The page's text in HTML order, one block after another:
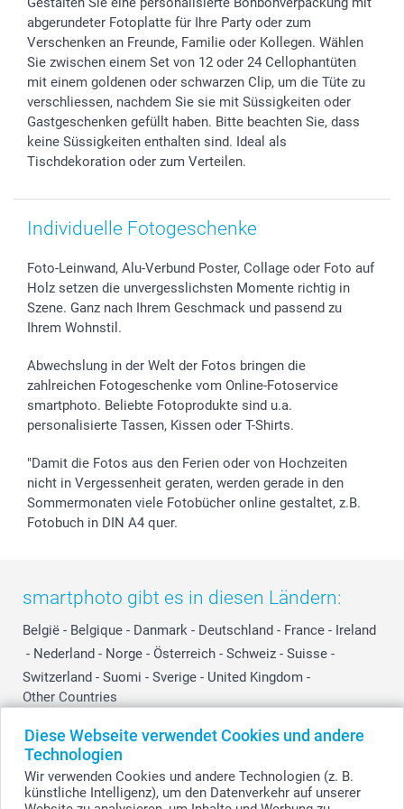
Diese Webseite verwendet Cookies und andere
Technologien
Wir verwenden Cookies und andere Technologien (z. B.
künstliche Intelligenz), um den Datenverkehr auf unserer
Geschenk-Gutscheine (PDF)
Partnerprogramme
Investor Relations
B2B smartbusiness
Widerrufsrecht
Hochzeit
Geburtstag
Geburt
Zu allen Anlässen
72h Lieferung
Zahlungsmöglichkeiten
Sitemap
Status der Bestellung
smartfriends
smartgarantie
smartbonus
abgerundeter Fotoplatte für Ihre Party oder zum
Verschenken an Freunde, Familie oder Kollegen. Wählen
Sie zwischen einem Set von 12 oder 24 Cellophantüten
mit einem goldenen oder schwarzen Clip, um die Tüte zu
verschliessen, nachdem Sie sie mit Süssigkeiten oder
Gastgeschenken gefüllt haben. Bitte beachten Sie, dass
keine Süssigkeiten enthalten sind. Ideal als
Tischdekoration oder zum Verteilen.
Individuelle Fotogeschenke
Foto-Leinwand, Alu-Verbund Poster, Collage oder Foto auf
Holz setzen die unvergesslichsten Momente richtig in
Szene. Ganz nach Ihrem Geschmack und passend zu
Ihrem Wohnstil.
Abwechslung in der Welt der Fotos bringen die
zahlreichen Fotogeschenke vom Online-Fotoservice
smartphoto. Beliebte Fotoprodukte sind u.a.
personalisierte Tassen, Kissen oder T-Shirts.
"Damit die Fotos aus den Ferien oder von Hochzeiten
nicht in Vergessenheit geraten, werden gerade in den
Sommermonaten viele Fotobücher online gestaltet, z.B.
Fotobuch in DIN A4 quer.
smartphoto gibt es in diesen Ländern:
België - Belgique - Danmark - Deutschland - France - Ireland
- Nederland - Norge - Österreich - Schweiz - Suisse -
Switzerland - Suomi - Sverige - United Kingdom -
Other Countries
Alle Preise verstehen sich in EURO (€) inkl. MwSt. und zzgl. Versandkosten.